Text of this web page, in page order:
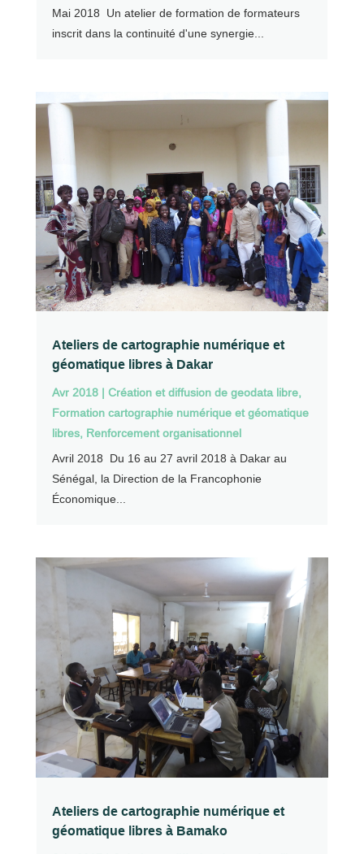
Mai 2018 Un atelier de formation de formateurs
inscrit dans la continuité d'une synergie...
Ateliers de cartographie numérique et
géomatique libres à Dakar
Avr 2018| Création et diffusion de geodata libre,
Formation cartographie numérique et géomatique
libres, Renforcement organisationnel
Avril 2018 Du 16 au 27 avril 2018 à Dakar au
Sénégal, la Direction de la Francophonie
Économique...
Ateliers de cartographie numérique et
géomatique libres à Bamako